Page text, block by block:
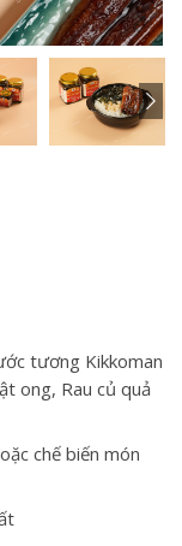
tương Kikkoman
ong, Rau củ quả
chế biến món